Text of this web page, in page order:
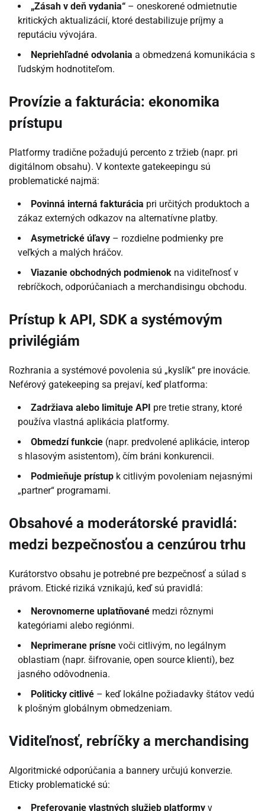
„Zásah v deň vydania“ – oneskorené odmietnutie
kritických aktualizácií, ktoré destabilizuje príjmy a
reputáciu vývojára.
Nepriehľadné odvolania a obmedzená komunikácia s
ľudským hodnotiteľom.
Provízie a fakturácia: ekonomika
prístupu
Platformy tradične požadujú percento z tržieb (napr. pri
digitálnom obsahu). V kontexte gatekeepingu sú
problematické najmä:
Povinná interná fakturácia pri určitých produktoch a
zákaz externých odkazov na alternatívne platby.
Asymetrické úľavy – rozdielne podmienky pre
veľkých a malých hráčov.
Viazanie obchodných podmienok na viditeľnosť v
rebríčkoch, odporúčaniach a merchandisingu obchodu.
Prístup k API, SDK a systémovým
privilégiám
Rozhrania a systémové povolenia sú „kyslík“ pre inovácie.
Neférový gatekeeping sa prejaví, keď platforma:
Zadržiava alebo limituje API pre tretie strany, ktoré
používa vlastná aplikácia platformy.
Obmedzí funkcie (napr. predvolené aplikácie, interop
s hlasovým asistentom), čím bráni konkurencii.
Podmieňuje prístup k citlivým povoleniam nejasnými
„partner“ programami.
Obsahové a moderátorské pravidlá:
medzi bezpečnosťou a cenzúrou trhu
Kurátorstvo obsahu je potrebné pre bezpečnosť a súlad s
právom. Etické riziká vznikajú, keď sú pravidlá:
Nerovnomerne uplatňované medzi rôznymi
kategóriami alebo regiónmi.
Neprimerane prísne voči citlivým, no legálnym
oblastiam (napr. šifrovanie, open source klienti), bez
jasného odôvodnenia.
Politicky citlivé – keď lokálne požiadavky štátov vedú
k plošným globálnym obmedzeniam.
Viditeľnosť, rebríčky a merchandising
Algoritmické odporúčania a bannery určujú konverzie.
Eticky problematické sú:
Preferovanie vlastných služieb platformy v